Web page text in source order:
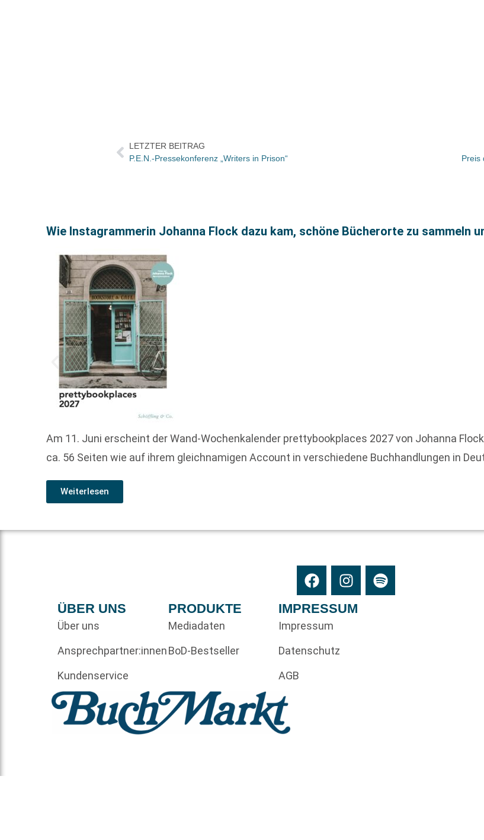
LETZTER BEITRAG
P.E.N.-Pressekonferenz „Writers in Prison“
Preis
Wie Instagrammerin Johanna Flock dazu kam, schöne Bücherorte zu sammeln
Am 11. Juni erscheint der Wand-Wochenkalender prettybookplaces 2027 von Johanna
ca. 56 Seiten wie auf ihrem gleichnamigen Account in verschiedene Buchhandlungen in
Weiterlesen
ÜBER UNS
Über uns
Ansprechpartner:innen
Kundenservice
PRODUKTE
Mediadaten
BoD-Bestseller
IMPRESSUM
Impressum
Datenschutz
AGB